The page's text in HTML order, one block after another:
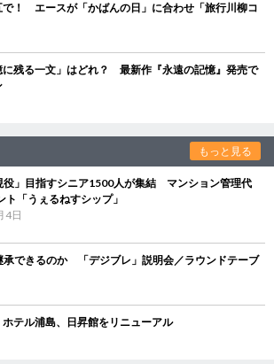
で！ エースが「かばんの日」に合わせ「旅行川柳コ
に残る一文」はどれ？ 最新作『永遠の記憶』発売で
もっと見る
役」目指すシニア1500人が集結 マンション管理代
ト「うぇるねすシップ」
4日
承できるのか 「デジブレ」説明会／ラウンドテーブ
テル浦島、日昇館をリニューアル